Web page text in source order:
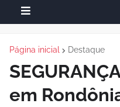
Página inicial Destaque
em